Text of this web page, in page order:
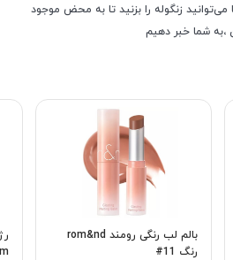
می‌توانید زنگوله را بزنید تا به محض موجود
،به شما خبر دهیم
بالم لب رنگی رومند rom&nd
رنگ 11#